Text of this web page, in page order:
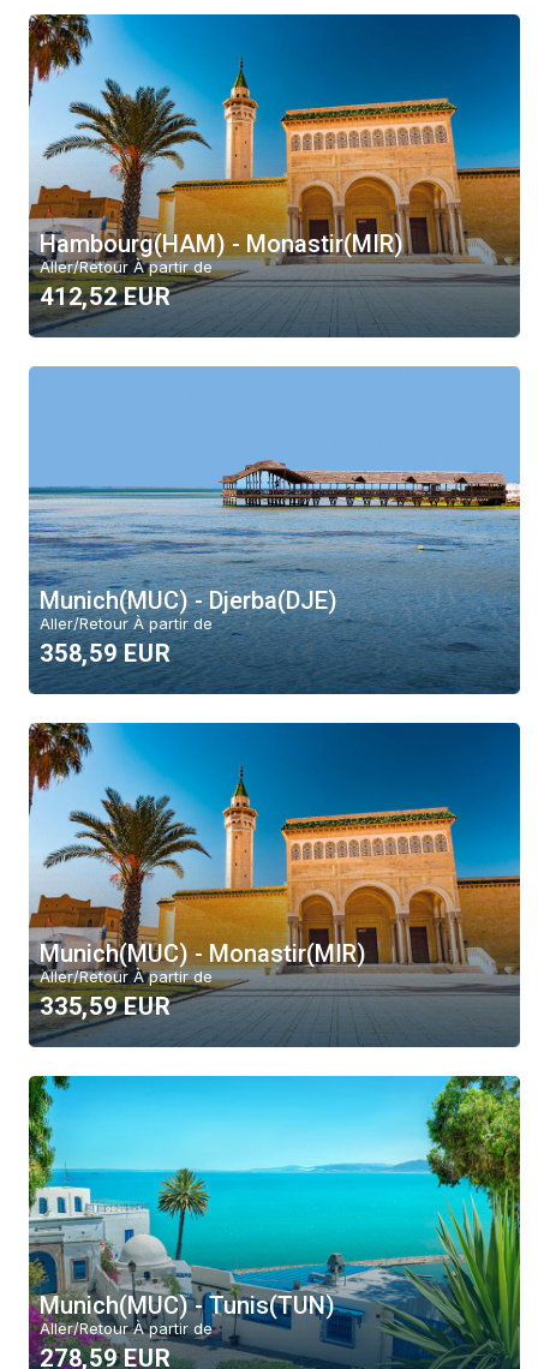
Top Deal
Prix
Alphabet
Effacer
Hambourg(HAM) - Monastir(MIR)
Aller/Retour À partir de
412,52 EUR
Munich(MUC) - Djerba(DJE)
Aller/Retour À partir de
358,59 EUR
Munich(MUC) - Monastir(MIR)
Aller/Retour À partir de
335,59 EUR
Munich(MUC) - Tunis(TUN)
Aller/Retour À partir de
278,59 EUR